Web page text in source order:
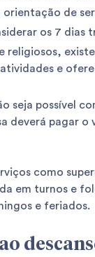
orientação de
os 7 dias
religiosos,
e
seja possível
deverá pagar o
como
em turnos e
e feriados.